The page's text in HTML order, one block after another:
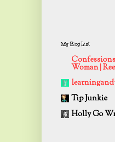
My Blog List
Woman |
Tip Junkie
Holly Go